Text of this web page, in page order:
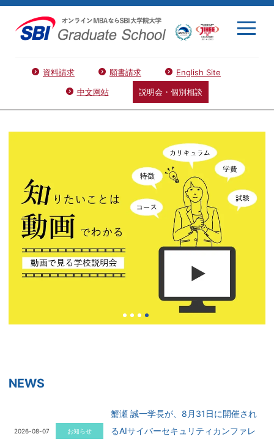
資料請求 願書請求
English Site
中文网站
説明会・個別相談
オンラインでMBA。SBI大学院大学
目的別に選べる3つのコース
専門実践教育訓練給付金
NEWS
2026-08-07 お知らせ
蟹瀬 誠一学長が、8月31日に開催され
るAIサイバーセキュリティカンファレ